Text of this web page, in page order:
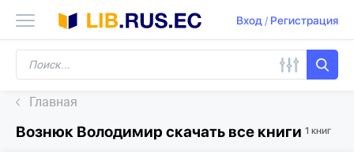
Вход/ Регистрация
Главная
Вознюк Володимир скачать все книги 1 книг